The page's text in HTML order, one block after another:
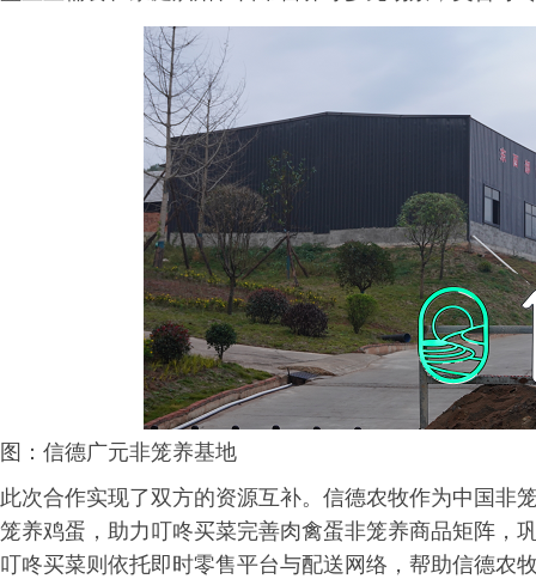
图：信德广元非笼养基地
此次合作实现了双方的资源互补。信德农牧作为中国非
笼养鸡蛋，助力叮咚买菜完善肉禽蛋非笼养商品矩阵，
叮咚买菜则依托即时零售平台与配送网络，帮助信德农